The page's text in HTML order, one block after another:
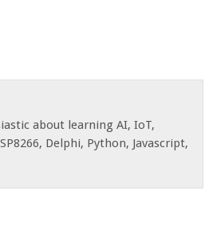
about learning AI, IoT,
Delphi, Python, Javascript,